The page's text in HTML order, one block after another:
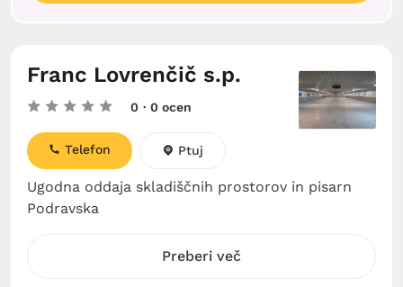
Franc Lovrenčič s.p.
0 · 0 ocen
Ugodna oddaja skladiščnih prostorov in pisarn
Podravska
Telefon Ptuj
Preberi več